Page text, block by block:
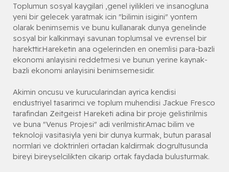
Toplumun sosyal kaygilari ,genel iyilikleri ve insanogluna
yeni bir gelecek yaratmak icin "bilimin isigini" yontem
olarak benimsemis ve bunu kullanarak dunya genelinde
sosyal bir kalkinmayi savunan toplumsal ve evrensel bir
harekttir.Hareketin ana ogelerinden en onemlisi para-bazli
ekonomi anlayisini reddetmesi ve bunun yerine kaynak-
bazli ekonomi anlayisini benimsemesidir.
Akimin oncusu ve kurucularindan ayrica kendisi
endustriyel tasarimci ve toplum muhendisi Jackue Fresco
tarafindan Zeitgeist Hareketi adina bir proje gelistirilmis
ve buna "Venus Projesi" adi verilmistir.Amac bilim ve
teknoloji vasitasiyla yeni bir dunya kurmak, butun parasal
normlari ve doktrinleri ortadan kaldirmak dogrultusunda
bireyi bireyselcilikten cikarip ortak faydada bulusturmak.